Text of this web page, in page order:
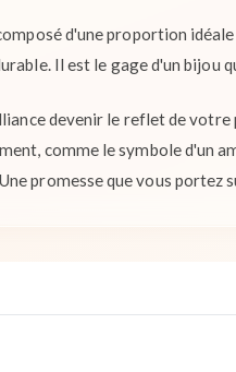
d'une proportion
Il est le gage d'un
devenir le reflet de
comme le symbole d'un
promesse que vous portez